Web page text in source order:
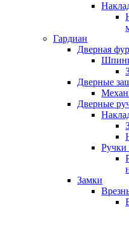
Гардиан
Дверная
Дверные
Дверные
Ручки
Замки